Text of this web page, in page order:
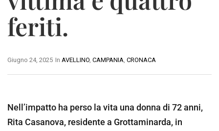
feriti.
In AVELLINO, CAMPANIA, CRONACA
Giugno 24, 2025
Nell’impatto ha perso la vita una donna di 72 anni,
Rita Casanova, residente a Grottaminarda, in